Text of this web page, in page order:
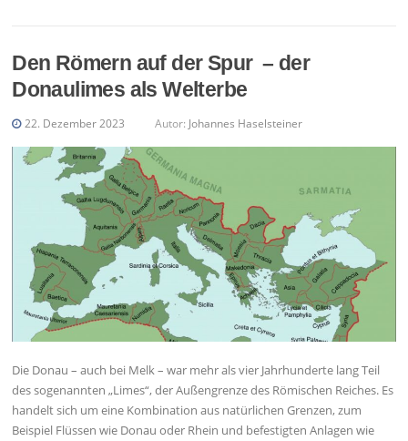
Den Römern auf der Spur – der
Donaulimes als Welterbe
22. Dezember 2023 Autor: Johannes Haselsteiner
Die Donau – auch bei Melk – war mehr als vier Jahrhunderte lang Teil
des sogenannten „Limes“, der Außengrenze des Römischen Reiches. Es
handelt sich um eine Kombination aus natürlichen Grenzen, zum
Beispiel Flüssen wie Donau oder Rhein und befestigten Anlagen wie